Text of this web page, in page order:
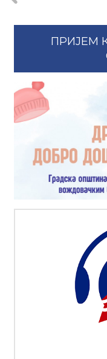
ПРИЈЕМ